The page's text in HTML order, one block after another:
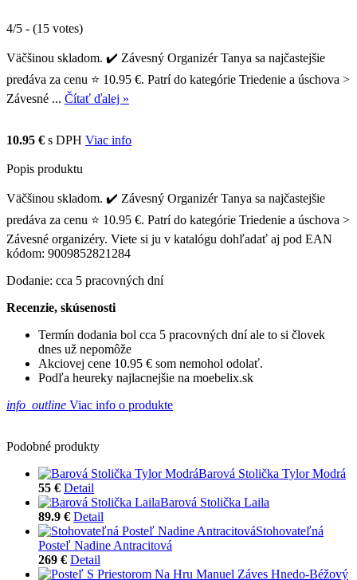
4/5 - (15 votes)
Väčšinou skladom. ✔️ Závesný Organizér Tanya sa najčastejšie
predáva za cenu ⭐ 10.95 €. Patrí do kategórie Triedenie a úschova >
Závesné ... Čítať ďalej »
10.95 € s DPH Viac info
Popis produktu
Väčšinou skladom. ✔️ Závesný Organizér Tanya sa najčastejšie
predáva za cenu ⭐ 10.95 €. Patrí do kategórie Triedenie a úschova >
Závesné organizéry. Viete si ju v katalógu dohľadať aj pod EAN
kódom: 9009852821284
Dodanie: cca 5 pracovných dní
Recenzie, skúsenosti
Termín dodania bol cca 5 pracovných dní ale to si človek
dnes už nepomôže
Akciovej cene 10.95 € som nemohol odolať.
Podľa heureky najlacnejšie na moebelix.sk
info_outline Viac info o produkte
Podobné produkty
Barová Stolička Tylor Modrá
55 € Detail
Barová Stolička Laila
89.9 € Detail
Stohovateľná
Posteľ Nadine Antracitová
269 € Detail